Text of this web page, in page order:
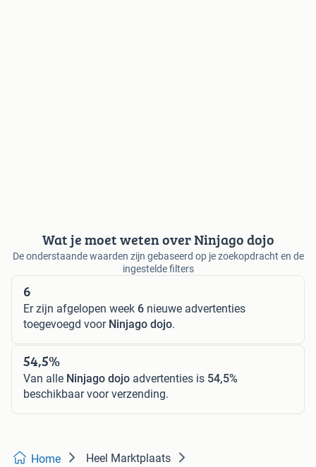
Wat je moet weten over Ninjago dojo
De onderstaande waarden zijn gebaseerd op je zoekopdracht en de
ingestelde filters
6
Er zijn afgelopen week 6 nieuwe advertenties
toegevoegd voor Ninjago dojo.
54,5%
Van alle Ninjago dojo advertenties is 54,5%
beschikbaar voor verzending.
Home Heel Marktplaats